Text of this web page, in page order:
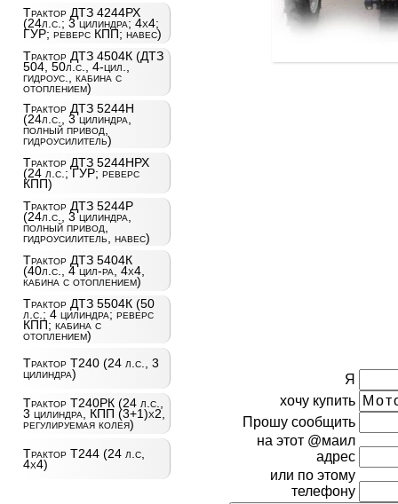
Трактор ДТЗ 4244РХ
(24л.с.; 3 цилиндра; 4х4;
ГУР; реверс КПП; навес)
Трактор ДТЗ 4504К (ДТЗ
504, 50л.с., 4-цил.,
гидроус., кабина с
отоплением)
Трактор ДТЗ 5244Н
(24л.с., 3 цилиндра,
полный привод,
гидроусилитель)
Трактор ДТЗ 5244НРХ
(24 л.с.; ГУР; реверс
КПП)
Трактор ДТЗ 5244Р
(24л.с., 3 цилиндра,
полный привод,
гидроусилитель, навес)
Трактор ДТЗ 5404К
(40л.с., 4 цил-ра, 4х4,
кабина с отоплением)
Трактор ДТЗ 5504К (50
л.с.; 4 цилиндра; реверс
КПП; кабина с
отоплением)
Трактор Т240 (24 л.с., 3
цилиндра)
Трактор Т240РК (24 л.с.,
3 цилиндра, КПП (3+1)х2,
регулируемая колея)
Трактор Т244 (24 л.с,
4х4)
Я
хочу купить
Прошу сообщить
на этот @маил
адрес
или по этому
телефону